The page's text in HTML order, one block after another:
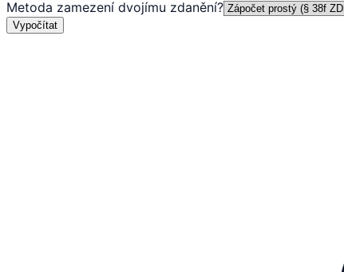
Metoda zamezení dvojímu zdanění?
Vypočítat